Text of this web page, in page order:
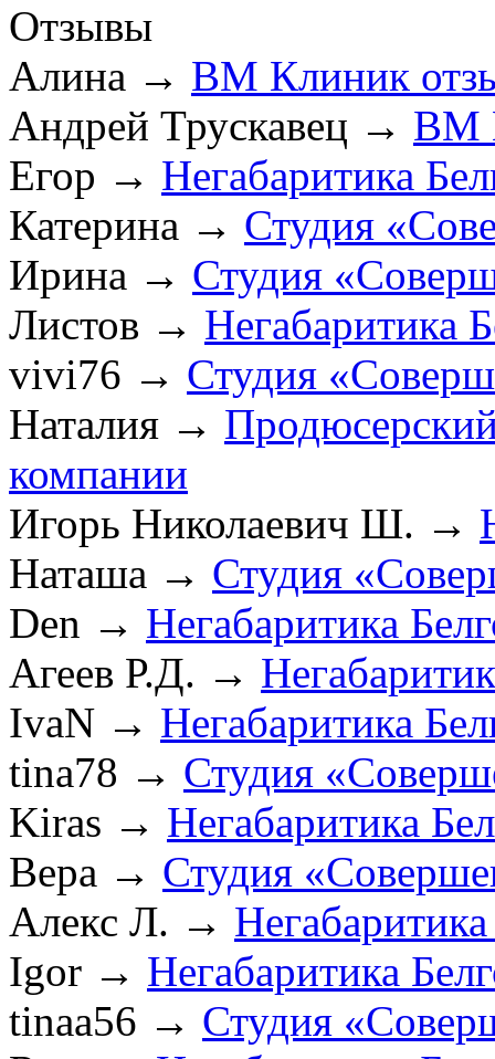
Отзывы
Алина → ВМ Клиник
Андрей Трускавец → ВМ
Егор → Негабаритика
Катерина → Студия
Ирина → Студия
Листов → Негабаритика
vivi76 → Студия
Наталия →
компании
Игорь Николаевич Ш. →
Наташа → Студия
Den → Негабаритика
Агеев Р.Д. →
IvaN → Негабаритика
tina78 → Студия
Kiras → Негабаритика
Вера → Студия
Алекс Л. →
Igor → Негабаритика
tinaa56 → Студия